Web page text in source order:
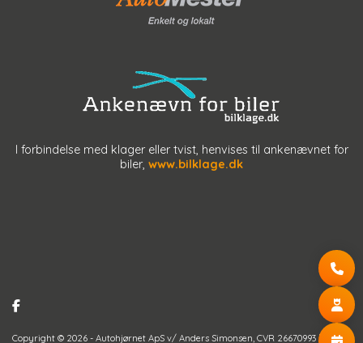
I forbindelse med klager eller tvist, henvises til ankenævnet for
biler, www.bilklage.dk
Copyright © 2026 - Autohjørnet ApS v/ Anders Simonsen, CVR 26670993 |